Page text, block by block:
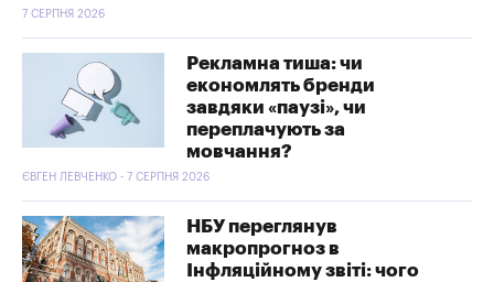
7 СЕРПНЯ 2026
Рекламна тиша: чи
економлять бренди
завдяки «паузі», чи
переплачують за
мовчання?
ЄВГЕН ЛЕВЧЕНКО - 7 СЕРПНЯ 2026
НБУ переглянув
макропрогноз в
Інфляційному звіті: чого